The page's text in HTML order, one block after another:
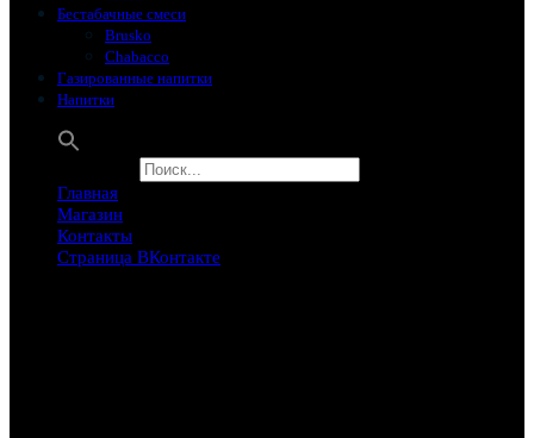
Бестабачные смеси
Brusko
Chabacco
Газированные напитки
Напитки
Главная
Магазин
Контакты
Страница ВКонтакте